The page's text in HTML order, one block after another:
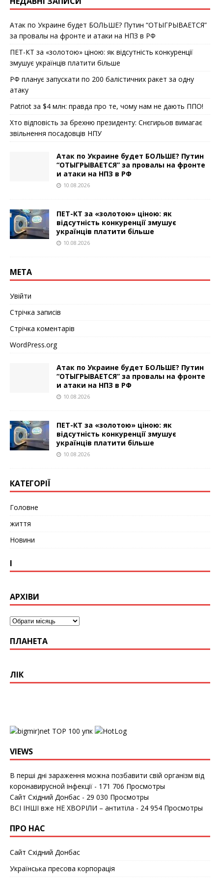
Атак по Украине будет БОЛЬШЕ? Путин “ОТЫГРЫВАЕТСЯ”
за провалы на фронте и атаки на НПЗ в РФ
ПЕТ-КТ за «золотою» ціною: як відсутність конкуренції
змушує українців платити більше
РФ планує запускати по 200 балістичних ракет за одну
атаку
Patriot за $4 млн: правда про те, чому нам не дають ППО!
Хто відповість за брехню президенту: Снєгирьов вимагає
звільнення посадовців НПУ
Атак по Украине будет БОЛЬШЕ? Путин
“ОТЫГРЫВАЕТСЯ” за провалы на фронте
и атаки на НПЗ в РФ
10.08.2026
ПЕТ-КТ за «золотою» ціною: як
відсутність конкуренції змушує
українців платити більше
10.08.2026
МЕТА
Увійти
Стрічка записів
Стрічка коментарів
WordPress.org
Атак по Украине будет БОЛЬШЕ? Путин
“ОТЫГРЫВАЕТСЯ” за провалы на фронте
и атаки на НПЗ в РФ
10.08.2026
ПЕТ-КТ за «золотою» ціною: як
відсутність конкуренції змушує
українців платити більше
10.08.2026
КАТЕГОРІЇ
Головне
життя
Новини
І
АРХІВИ
ПЛАНЕТА
ЛІК
упк
VIEWS
В перші дні зараження можна позбавити свій організм від
коронавирусной інфекції - 171 706 Просмотры
Сайт Східний Донбас - 29 030 Просмотры
ВСІ ІНШІ вже НЕ ХВОРІЛИ – антитіла - 24 954 Просмотры
ПРО НАС
Сайт Східний Донбас
Українська пресова корпорація